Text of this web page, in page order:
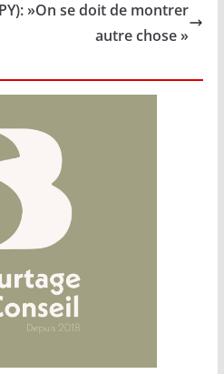
»On se doit de montrer
autre chose »